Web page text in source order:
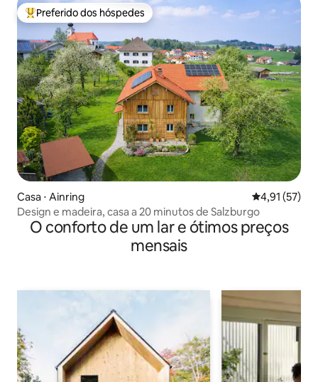
Entre os melhores preferidos dos hóspedes
Preferido dos hóspedes
Casa ⋅ Ainring 4,91 de uma
4,91 (57)
Design e madeira, casa a 20 minutos de Salzburgo
O conforto de um lar e ótimos preços
mensais